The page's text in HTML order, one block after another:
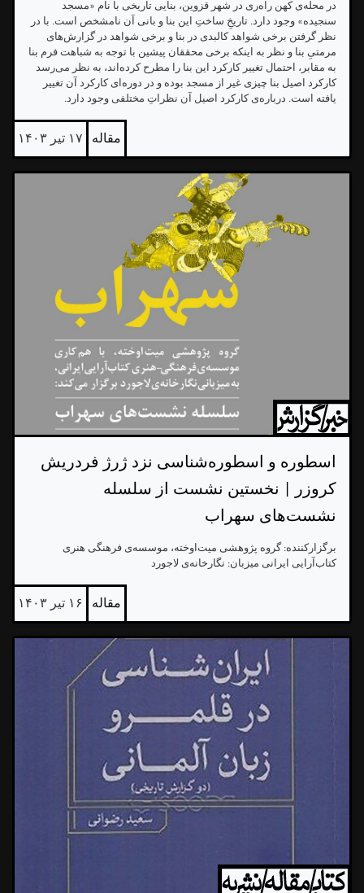
در محله‌ی کهن راه‌ری در شهر قزوین، بنایی تاریخی با نام «مسجد
سنجیده» وجود دارد. تاریخِ ساختِ این بنا و بانی آن نامشخص است. با در
نظر گرفتن برخی شواهد کالبدی در بنا و برخی شواهد در گزارش‌های
مرمتیِ بنا و نظر به اینکه برخی محققان پیشین با توجه به شباهت فرم بنا
به مقابر، احتمال تغییر کارکرد این بنا را مطرح کرده‌اند، به نظر می‌رسد
کارکرد اصیل بنا چیزی غیر از مسجد بوده و در دوره‌ای کارکرد آن تغییر
یافته است. درباره‌ی کارکرد اصیل آن نظراتِ مختلفی وجود دارد.
مقاله ۱۷ تیر ۱۴۰۳
اسطوره و اسطوره‌شناسی نزد ژرژ فردریش
کروزر | نخستین نشست از سلسله
نشست‌های سهراب
برگزارکننده: گروه پژوهشی میت‌اوخته، موسسه‌ی فرهنگی هنری
کتاب‌آرایی ایرانی میزبان: نگارخانه‌ی لاجورد
مقاله ۱۶ تیر ۱۴۰۳